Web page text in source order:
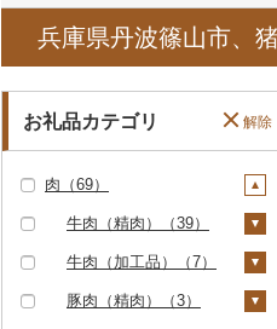
兵庫県丹波篠山市、
お礼品カテゴリ 解除
肉（69）
牛肉（精肉）（39）
ステーキ（13）
すき焼き（5）
牛肉（加工品）（7）
ハンバーグ（2）
豚肉（精肉）（3）